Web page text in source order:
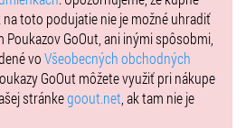
toto podujatie nie je možné uhradiť
GoOut, ani inými spôsobmi,
voVšeobecných obchodných
GoOut môžete využiť pri nákupe
stránkegoout.net , ak tam nie je